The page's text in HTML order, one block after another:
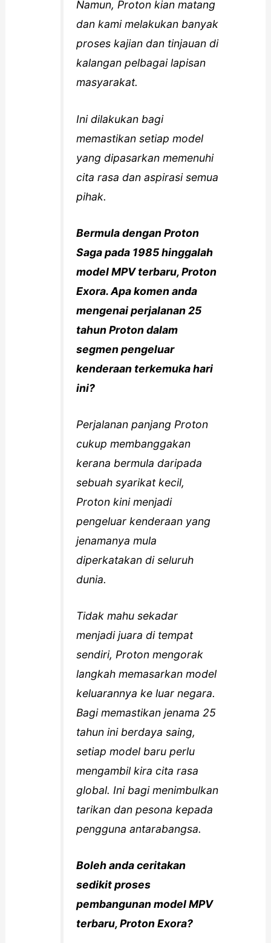
Namun, Proton kian matang
dan kami melakukan banyak
proses kajian dan tinjauan di
kalangan pelbagai lapisan
masyarakat.
Ini dilakukan bagi
memastikan setiap model
yang dipasarkan memenuhi
cita rasa dan aspirasi semua
pihak.
Bermula dengan Proton
Saga pada 1985 hinggalah
model MPV terbaru, Proton
Exora. Apa komen anda
mengenai perjalanan 25
tahun Proton dalam
segmen pengeluar
kenderaan terkemuka hari
ini?
Perjalanan panjang Proton
cukup membanggakan
kerana bermula daripada
sebuah syarikat kecil,
Proton kini menjadi
pengeluar kenderaan yang
jenamanya mula
diperkatakan di seluruh
dunia.
Tidak mahu sekadar
menjadi juara di tempat
sendiri, Proton mengorak
langkah memasarkan model
keluarannya ke luar negara.
Bagi memastikan jenama 25
tahun ini berdaya saing,
setiap model baru perlu
mengambil kira cita rasa
global. Ini bagi menimbulkan
tarikan dan pesona kepada
pengguna antarabangsa.
Boleh anda ceritakan
sedikit proses
pembangunan model MPV
terbaru, Proton Exora?